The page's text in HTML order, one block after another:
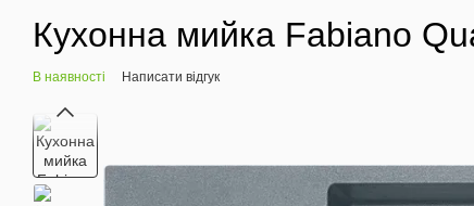
Кухонна мийка Fabiano
В наявності Написати відгук